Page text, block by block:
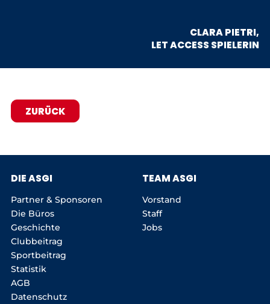
CLARA PIETRI,
LET ACCESS SPIELERIN
ZURÜCK
DIE ASGI
Partner & Sponsoren
Die Büros
Geschichte
Clubbeitrag
Sportbeitrag
Statistik
AGB
Datenschutz
TEAM ASGI
Vorstand
Staff
Jobs